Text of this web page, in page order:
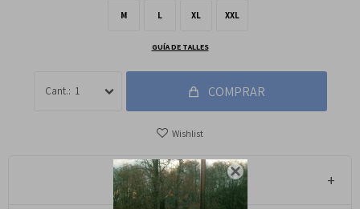

M L XL XXL
GUÍA DE TALLES
1 COMPRAR
Métodos y costos de envío